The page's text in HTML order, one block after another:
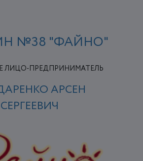
№38 "ФАЙНО"
ЛИЦО-ПРЕДПРИНИМАТЕЛЬ
АРСЕН
СЕРГЕЕВИЧ